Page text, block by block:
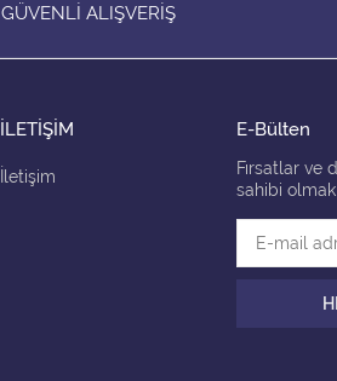
GÜVENLİ ALIŞVERİŞ
E-Bülten
Fırsatlar ve
sahibi
İLETİŞİM
İletişim